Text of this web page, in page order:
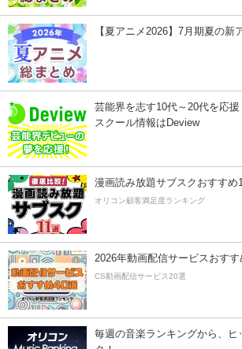
【夏アニメ2026】7月期夏の新
芸能界を志す10代～20代を応援
スクール情報はDeview
漫画読み放題サブスクおすすめ
オリコン顧客満足度ランキング
2026年動画配信サービスおすす
CS動画配信サービス20選
毎週の音楽ランキングから、ヒ